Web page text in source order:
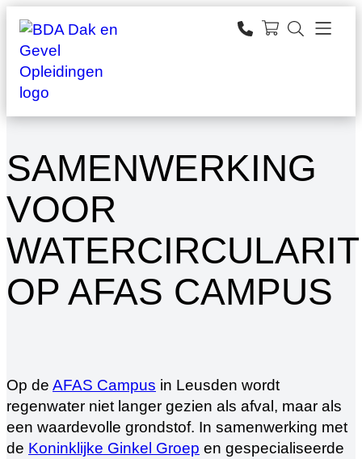
Ga
naar
de
inhoud
SAMENWERKING
VOOR
OP AFAS CAMPUS
Op de AFAS Campus in Leusden wordt
regenwater niet langer gezien als afval, maar als
een waardevolle grondstof. In samenwerking met
de Koninklijke Ginkel Groep en gespecialiseerde